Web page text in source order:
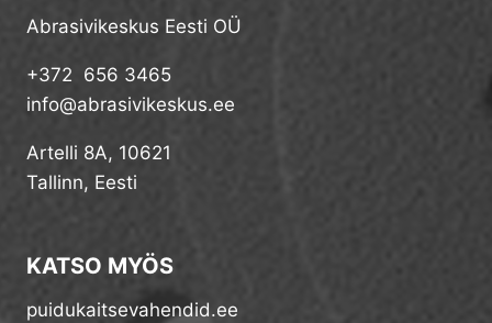
Abrasivikeskus Eesti OÜ
+372 656 3465
info@abrasivikeskus.ee
Artelli 8A, 10621
Tallinn, Eesti
KATSO MYÖS
puidukaitsevahendid.ee